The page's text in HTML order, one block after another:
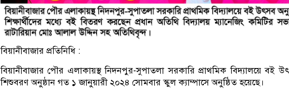
বিয়ানীবাজার প্রতিনিধি :
বিয়ানীবাজার পৌর এলাকায়স্থ নিদনপুর-সুপাতলা সরকারি প্রাথমিক বিদ্যালয়ে বই
শিশুবরণ অনুষ্ঠান গত ১ জানুয়ারী ২০২৪ সোমবার স্কুল ক্যাম্পাসে অনুষ্ঠিত হয়েছে।